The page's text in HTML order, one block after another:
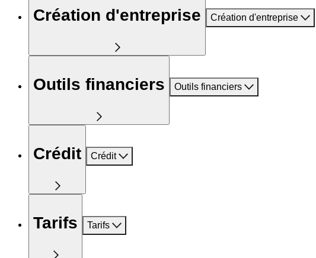
Création d'entreprise Création d'entreprise
Outils financiers Outils financiers
Crédit Crédit
Tarifs Tarifs